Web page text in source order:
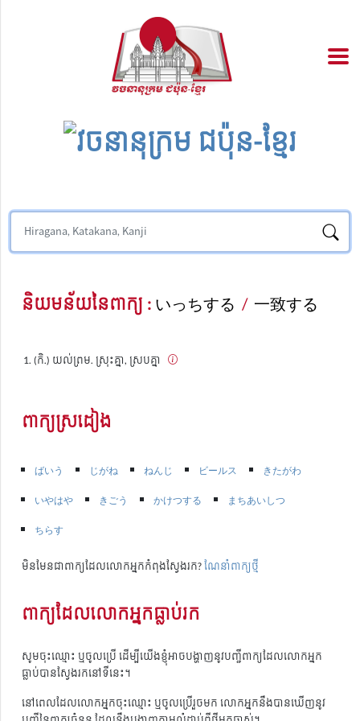
និយមន័យនៃពាក្យ :いっちする / 一致する
(កិ.) យល់ព្រម. ស្រុះគ្នា, ស្របគ្នា
ពាក្យស្រដៀង
ばいう じがね ねんじ ビールス
きたがわ
いやはや
きごう かけつする
まちあいしつ
ちらす
មិនមែនជាពាក្យដែលលោកអ្នកកំពុងស្វែងរក?ណែនាំពាក្យថ្មី
ពាក្យដែលលោកអ្នកធ្លាប់រក
សូមចុះឈ្មោះ ឬចូលប្រើ ដើម្បីយើងខ្ញុំអាចបង្ហាញនូវបញ្ជីពាក្យដែលលោកអ្នក
ធ្លាប់បានស្វែងរកនៅទីនេះ។
នៅពេលដែលលោកអ្នកចុះឈ្មោះ ឬចូលប្រើរួចមក លោកអ្នកនឹងបានឃើញនូវ